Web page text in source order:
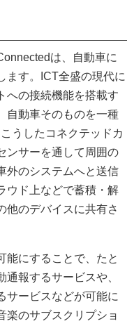
は、自動車に
ます。ICT全盛の現代に
への接続機能を搭載す
自動車そのものを一種
うしたコネクテッドカ
ンサーを通して周囲の
外のシステムへと送信
ウド上などで蓄積・解
他のデバイスに共有さ
能にすることで、たと
報するサービスや、
サービスなどが可能に
楽のサブスクリプショ